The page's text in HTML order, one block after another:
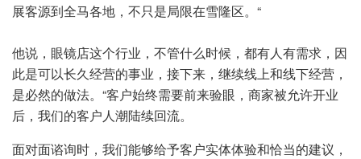
展客源到全马各地，不只是局限在雪隆区。“
他说，眼镜店这个行业，不管什么时候，都有人有需求，因
此是可以长久经营的事业，接下来，继续线上和线下经营，
是必然的做法。“客户始终需要前来验眼，商家被允许开业
后，我们的客户人潮陆续回流。
面对面谘询时，我们能够给予客户实体体验和恰当的建议，